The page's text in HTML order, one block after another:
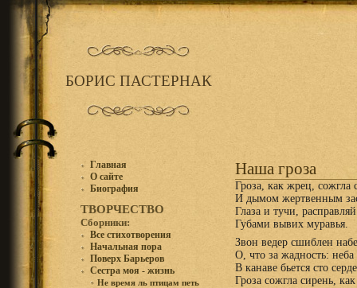
БОРИС ПАСТЕРНАК
Главная
О сайте
Биография
ТВОРЧЕСТВО
Сборники:
Все стихотворения
Начальная пора
Поверх Барьеров
Сестра моя - жизнь
Не время ль птицам петь
Наша гроза
Гроза, как жрец, сожгла
И дымом жертвенным
Глаза и тучи, расправляй
Губами вывих муравья.
Звон ведер сшиблен
О, что за жадность: неба
B канаве бьется сто
Гроза сожгла сирень,